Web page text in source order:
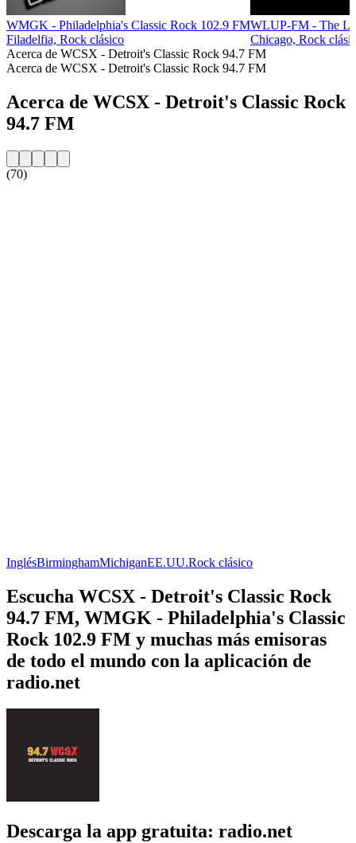
WMGK - Philadelphia's Classic Rock 102.9 FM
Filadelfia, Rock clásico
WLUP-FM - The
Chicago, Rock
Acerca de WCSX - Detroit's Classic Rock 94.7 FM
Acerca de WCSX - Detroit's Classic Rock 94.7 FM
Acerca de WCSX - Detroit's Classic Rock
94.7 FM
(70)
InglésBirminghamMichiganEE.UU.Rock clásico
Escucha WCSX - Detroit's Classic Rock
94.7 FM, WMGK - Philadelphia's Classic
Rock 102.9 FM y muchas más emisoras
de todo el mundo con la aplicación de
radio.net
Descarga la app gratuita: radio.net